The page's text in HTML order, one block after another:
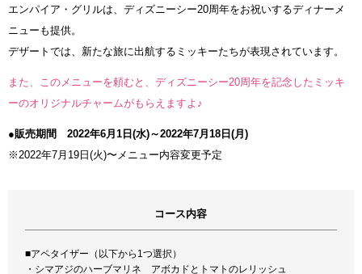
エンパイア・グリルは、ディズニーシー20周年をお祝いするディナーメ
ニューも提供。
デザートでは、新たな旅に出航するミッキーたちが表現されています。
また、このメニューを頼むと、ディズニーシー20周年を記念したミッキ
ーのオリジナルチャームがもらえますよ♪
●販売期間 2022年6月1日(水)～2022年7月18日(月)
※2022年7月19日(火)〜メニュー内容変更予定
コース内容
■アペタイザー（以下から1つ選択）
・シマアジのハーブマリネ アボカドとトマトのレリッシュ